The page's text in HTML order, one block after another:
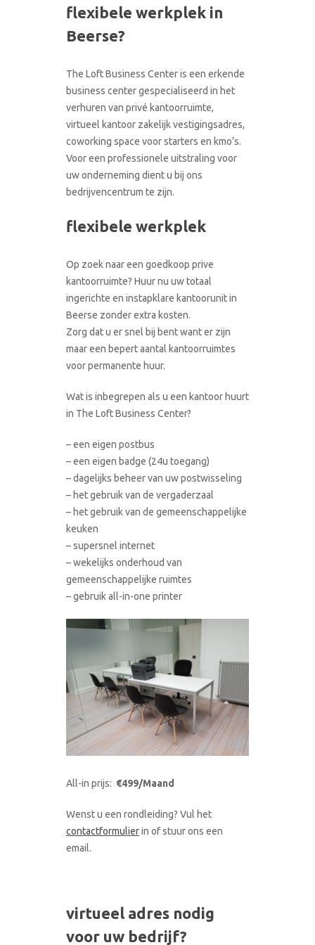
CONTACT
flexibele werkplek in
Beerse?
The Loft Business Center is een erkende
business center gespecialiseerd in het
verhuren van privé kantoorruimte,
virtueel kantoor zakelijk vestigingsadres,
coworking space voor starters en kmo’s.
Voor een professionele uitstraling voor
uw onderneming dient u bij ons
bedrijvencentrum te zijn.
flexibele werkplek
Op zoek naar een goedkoop prive
kantoorruimte? Huur nu uw totaal
ingerichte en instapklare kantoorunit in
Beerse zonder extra kosten.
Zorg dat u er snel bij bent want er zijn
maar een bepert aantal kantoorruimtes
voor permanente huur.
Wat is inbegrepen als u een kantoor huurt
in The Loft Business Center?
– een eigen postbus
– een eigen badge (24u toegang)
– dagelijks beheer van uw postwisseling
– het gebruik van de vergaderzaal
– het gebruik van de gemeenschappelijke
keuken
– supersnel internet
– wekelijks onderhoud van
gemeenschappelijke ruimtes
– gebruik all-in-one printer
All-in prijs: €499/Maand
Wenst u een rondleiding? Vul het
contactformulierin of stuur ons een
email.
virtueel adres nodig
voor uw bedrijf?